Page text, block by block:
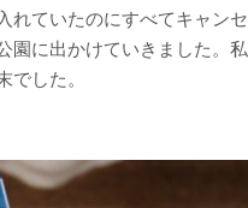
れていたのにすべてキャン
に出かけていきました。
でした。